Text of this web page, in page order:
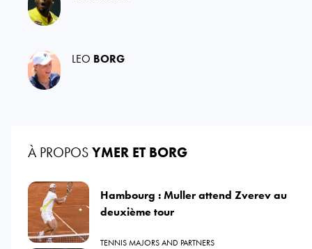
LEO BORG
À PROPOSYMER ET BORG
Hambourg : Muller attend Zverev au
deuxième tour
TENNIS MAJORS AND PARTNERS